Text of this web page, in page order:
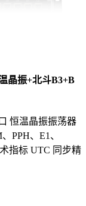
晶振+北斗B3+B
恒温晶振振荡器
PPH、E1、
指标 UTC 同步精